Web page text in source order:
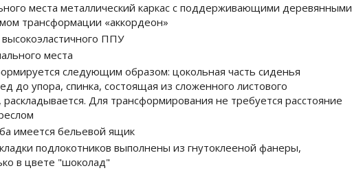
места металлический каркас с поддерживающими деревянными
трансформации «аккордеон»
ППУ
места
следующим образом: цокольная часть сиденья
до упора, спинка, состоящая из сложенного листового
Для трансформирования не требуется расстояние
имеется бельевой ящик
подлокотников выполнены из гнутоклееной фанеры,
в цвете "шоколад"